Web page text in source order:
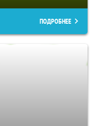
ПОДРОБНЕЕ